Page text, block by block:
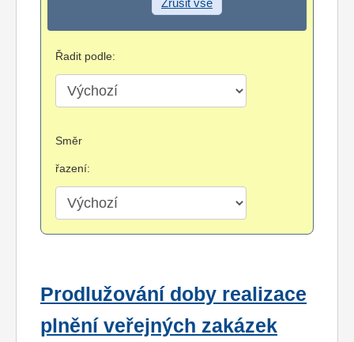
Zrušit vše
Řadit podle:
Směr
řazení:
Prodlužování doby realizace
plnění veřejných zakázek